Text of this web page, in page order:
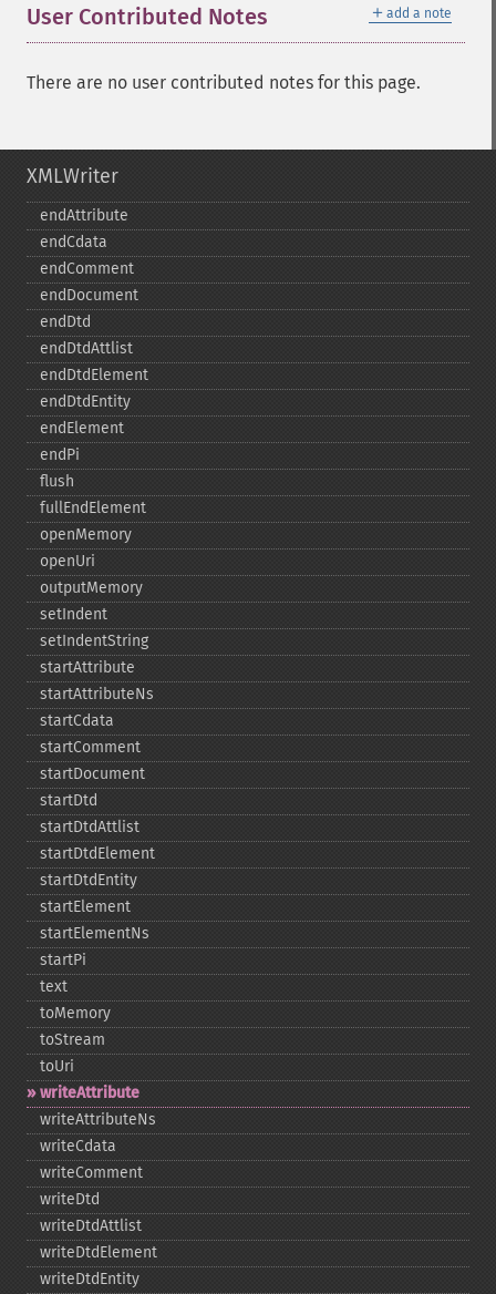
＋ add a note
User Contributed Notes
There are no user contributed notes for this page.
XMLWriter
endAttribute
endCdata
endComment
endDocument
endDtd
endDtdAttlist
endDtdElement
endDtdEntity
endElement
endPi
flush
fullEndElement
openMemory
openUri
outputMemory
setIndent
setIndentString
startAttribute
startAttributeNs
startCdata
startComment
startDocument
startDtd
startDtdAttlist
startDtdElement
startDtdEntity
startElement
startElementNs
startPi
text
toMemory
toStream
toUri
writeAttribute
writeAttributeNs
writeCdata
writeComment
writeDtd
writeDtdAttlist
writeDtdElement
writeDtdEntity